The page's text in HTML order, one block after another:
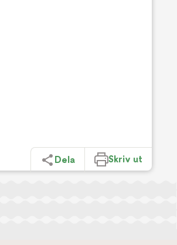
Dela Skriv ut